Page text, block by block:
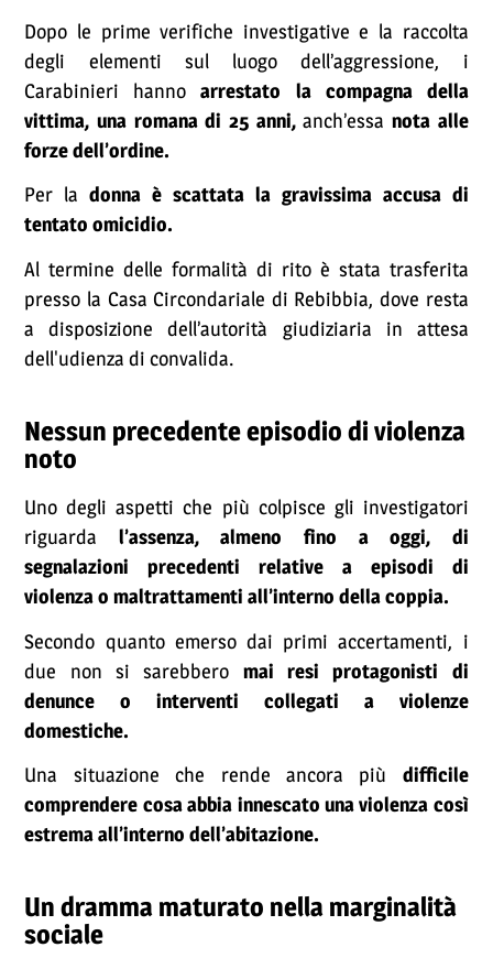
Dopo le prime verifiche investigative e la raccolta
degli elementi sul luogo dell’aggressione, i
Carabinieri hannoarrestato la compagna della
vittima, una romana di 25 anni,anch’essa nota alle
forze dell’ordine.
Per la donna è scattata la gravissima accusa di
tentato omicidio.
Al termine delle formalità di rito è stata trasferita
presso la Casa Circondariale di Rebibbia, dove resta
a disposizione dell’autorità giudiziaria in attesa
dell'udienza di convalida.
Nessun precedente episodio di violenza
noto
Uno degli aspetti che più colpisce gli investigatori
riguarda l’assenza, almeno fino a oggi, di
segnalazioni precedenti relative a episodi di
violenza o maltrattamenti all’interno della coppia.
Secondo quanto emerso dai primi accertamenti, i
due non si sarebbero mai resi protagonisti di
denunce o interventi collegati a violenze
domestiche.
Una situazione che rende ancora più difficile
comprendere cosa abbia innescato una violenza così
estrema all’interno dell’abitazione.
Un dramma maturato nella marginalità
sociale